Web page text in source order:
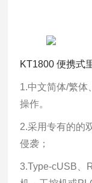
KT1800 便携式
1.中文简体/繁体
操作。
2.采用专有的的
侵袭；
3.Type-cUSB、